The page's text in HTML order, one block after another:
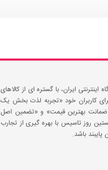
ایران، با گستره ای از کالاهای
کاربران خود «تجربه لذت بخش یک
«ضمانت بهترین قیمت» و «تضمین اصل
روز تاسیس با بهره گیری از تجارب
باشد.